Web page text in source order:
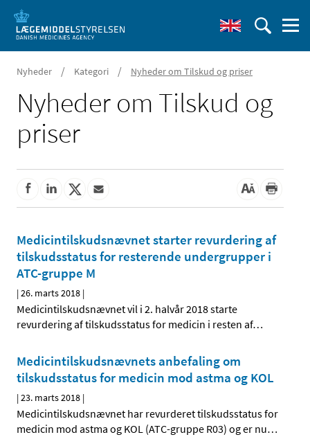
Nyheder / Kategori / Nyheder om Tilskud og priser
Nyheder om Tilskud og
priser
Medicintilskudsnævnet starter revurdering af
tilskudsstatus for resterende undergrupper i
ATC-gruppe M
|26. marts 2018 |
Medicintilskudsnævnet vil i 2. halvår 2018 starte
revurdering af tilskudsstatus for medicin i resten af…
Medicintilskudsnævnets anbefaling om
tilskudsstatus for medicin mod astma og KOL
|23. marts 2018 |
Medicintilskudsnævnet har revurderet tilskudsstatus for
medicin mod astma og KOL (ATC-gruppe R03) og er nu…